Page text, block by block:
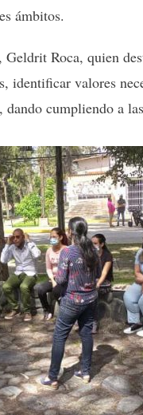
ámbitos.
Roca, quien
valores
cumpliendo a